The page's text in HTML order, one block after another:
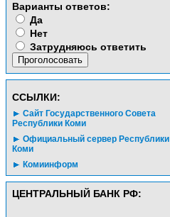
Варианты ответов:
Да
Нет
Затрудняюсь ответить
CСЫЛКИ:
Сайт Государственного Совета
Республики Коми
Официальный сервер Республики
Коми
Комиинформ
ЦЕНТРАЛЬНЫЙ БАНК РФ: